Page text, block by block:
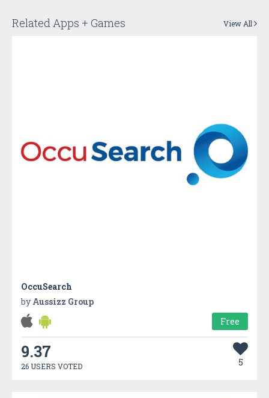
Related Apps + Games View All
OccuSearch
by Aussizz Group
Free
9.37
26 USERS VOTED 5